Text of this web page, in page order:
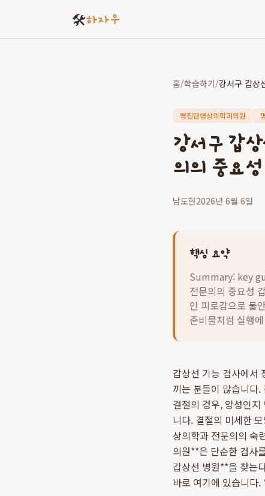
🛠️하자우
홈/학습하기/
명진단영상의학과의원
강서구 갑
의의 중요성
남도현2026년 6월 6일
핵심 요약
Summary: key
전문의의 중요성
인 피로감으로 불
준비물처럼 실행
갑상선 기능 검사에서
끼는 분들이 많습니다
결절의 경우, 양성인
니다. 결절의 미세한
상의학과 전문의의 숙
의원**은 단순한 검사
갑상선 병원**을 찾는
바로 여기에 있습니다